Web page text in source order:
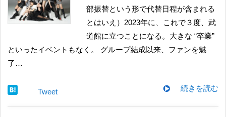
部振替という形で代替日程が含まれる
とはいえ）2023年に、これで３度、武
道館に立つことになる。大きな “卒業”
といったイベントもなく。 グループ結成以来、ファンを魅
了…
続きを読む
Tweet